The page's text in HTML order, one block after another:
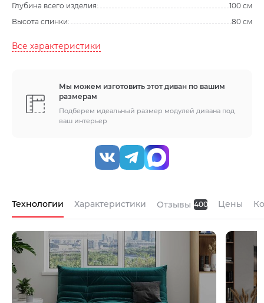
Глубина всего изделия:
100 см
Высота спинки:
80 см
Все характеристики
Мы можем изготовить этот диван по вашим
размерам
Подберем идеальный размер модулей дивана под
ваш интерьер
Технологии Характеристики Отзывы 400 Цены